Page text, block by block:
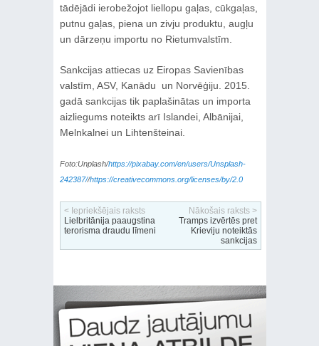
tādējādi ierobežojot liellopu gaļas, cūkgaļas,
putnu gaļas, piena un zivju produktu, augļu
un dārzeņu importu no Rietumvalstīm.
Sankcijas attiecas uz Eiropas Savienības
valstīm, ASV, Kanādu un Norvēģiju. 2015.
gadā sankcijas tik paplašinātas un importa
aizliegums noteikts arī Islandei, Albānijai,
Melnkalnei un Lihtenšteinai.
Foto:Unplash/https://pixabay.com/en/users/Unsplash-
242387//https://creativecommons.org/licenses/by/2.0
< Iepriekšējais raksts
Lielbritānija paaugstina
terorisma draudu līmeni
Nākošais raksts >
Tramps izvērtēs pret
Krieviju noteiktās
sankcijas